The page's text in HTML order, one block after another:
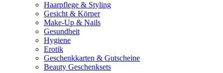
Haarpflege & Styling
Gesicht & Körper
Make-Up & Nails
Gesundheit
Hygiene
Erotik
Geschenkkarten & Gutscheine
Beauty Geschenksets